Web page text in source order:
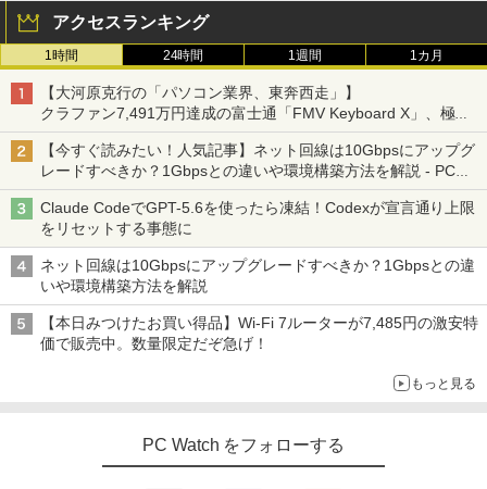
見知らぬ糸
￥250
On My Road (Stadium ver.)
￥250
￥1,117
【Amazon.co.jp限定】 伊藤園 磨かれて、澄
みきった日本の水 2L 8本 ラベルレス [ ケース
] [ 水 ] [ ペットボトル ] [ 箱買い ] [ ストック
] [ 水分補給 ]
by Amazon 炭酸水 ラベルレス 500ml ×24本
強炭酸水 ペットボトル 500ミリリットル (Sm
art Basic)
￥1,625
￥832
HUNTER×HUNTER モノクロ版 39 (ジャンプ
コミックスDIGITAL)
￥572
スーパーの裏でヤニ吸うふたり 9巻 (デジタル
版ビッグガンガンコミックス)
￥810
urface Book 2 中古｜中古ノートパソコ
ン Windows11 Office付 13.5型｜Core i
5 第8世代 メモリ 8GB SSD 256GB｜WE
Bカメラ 無線 Wi-Fi 顔認証 USB-C 純正
ノートパソコン
￥39,800
【★最大100%ポイント】【新生活応援・
2026】【Office 2024 H&B】【WEBカメ
ラ×テンキー】富士通 LIFEBOOK A5510/
Core i5-10210U/メモリ: 8GB/16GB/32G
B/SSD:256GB/512GB/1TB/Wi-fi/Blueto
oth/15.6型/HDMI/USB3.2/パソコン 中古
PC 中古ノートパソコン Windows11
中古ノートパソコン Lenovo ThinkPad
T14 第10世代 Core i5 Windows11 Pro
レッシュPC デスクトップ キーボード＆
マウスセット 中古 安心保証 初期設定不
要 液晶モニター ディスプレイ
￥16,800
3
【中古】NEC◆デスクトップパソコン L
AVIE Desk All-in-one DA370/FAW [ファ
インホワイト]//【パソコン】
￥17,160
4
【Windows11】 【超小型】 DELL Opti
Plex 3060 Micro マイクロ MFF 第8世代
Core i5 8400T/1.70GHz 8GB SSD256G
ice 無線LAN 中古パソコン デスクトップ
￥22,500
￥19,620
3
フィリップス（ディスプレイ） 221S9A/
11 [21.5型液晶ディスプレイ/1920×1080/
HDMI、D-Sub/スピーカー：あり/5年間
フル保証]
￥9,880
4
【IPSパネル/フレームレス】 液晶モニタ
ー 27インチ PS5 対応 フルHD スピーカ
ー 内蔵 VESA 対応 リフレッシュレート 1
00Hz HDMI RGB JAPANNEXT JN-IPS27
1FHD 27型 JNIPS271FHD ジャパンネク
3
[9月上旬より発送予定][新品]ちいかわ な
んか小さくてかわいいやつ (1-8巻 最新
刊) 全巻セット [入荷予約]
￥9,900
4
地球の歩き方 スター・ウォーズ [ 地球
の歩き方編集室 ]
￥2,750
VI/NYL #030 Kis-My-Ft2 [ VI/NYL編集部
アクセスランキング
1時間 24時間 1週間 1カ月
【大河原克行の「パソコン業界、東奔西走」】
クラファン7,491万円達成の富士通「FMV Keyboard X」、極限
の静音化を追求
【今すぐ読みたい！人気記事】ネット回線は10Gbpsにアップグ
レードすべきか？1Gbpsとの違いや環境構築方法を解説 - PC
Watch
Claude CodeでGPT-5.6を使ったら凍結！Codexが宣言通り上限
をリセットする事態に
ネット回線は10Gbpsにアップグレードすべきか？1Gbpsとの違
いや環境構築方法を解説
【本日みつけたお買い得品】Wi-Fi 7ルーターが7,485円の激安特
価で販売中。数量限定だぞ急げ！
もっと見る
PC Watch をフォローする